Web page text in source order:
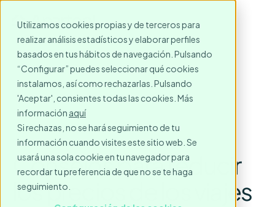
Utilizamos cookies propias y de terceros para
realizar análisis estadísticos y elaborar perfiles
basados en tus hábitos de navegación. Pulsando
“Configurar” puedes seleccionar qué cookies
instalamos, así como rechazarlas. Pulsando
'Aceptar', consientes todas las cookies. Más
información aquí
Si rechazas, no se hará seguimiento de tu
información cuando visites este sitio web. Se
usará una sola cookie en tu navegador para
recordar tu preferencia de que no se te haga
seguimiento.
Consejos para reducir
los precios de los viajes